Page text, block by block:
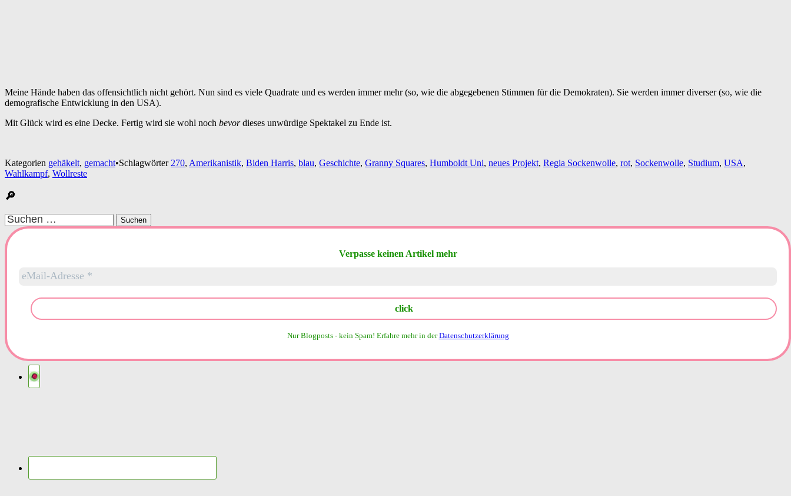
Meine Hände haben das offensichtlich nicht gehört. Nun sind es viele Quadrate und es werden immer mehr (so, wie die abgegebenen Stimmen für die Demokraten). Sie werden immer diverser (so, wie die
demografische Entwicklung in den USA).
Mit Glück wird es eine Decke. Fertig wird sie wohl noch bevordieses unwürdige Spektakel zu Ende ist.
Kategorien gehäkelt, gemacht•Schlagwörter 270, Amerikanistik, Biden Harris, blau, Geschichte, Granny Squares, Humboldt Uni, neues Projekt, Regia Sockenwolle, rot, Sockenwolle, Studium, USA,
Wahlkampf, Wollreste
🔎
Suchen
nach:
Verpasse keinen Artikel mehr
Nur Blogposts - kein Spam! Erfahre mehr in derDatenschutzerklärung